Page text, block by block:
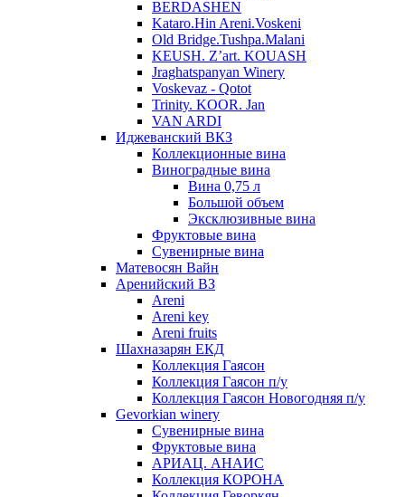
BERDASHEN
Kataro.Hin Areni.Voskeni
Old Bridge.Tushpa.Malani
KEUSH. Z’art. KOUASH
Jraghatspanyan Winery
Voskevaz - Qotot
Trinity. KOOR. Jan
VAN ARDI
Иджеванский ВКЗ
Коллекционные вина
Виноградные вина
Вина 0,75 л
Большой объем
Эксклюзивные вина
Фруктовые вина
Cувенирные вина
Матевосян Вайн
Аренийский ВЗ
Areni
Areni key
Areni fruits
Шахназарян ЕКД
Коллекция Гаясон
Коллекция Гаясон п/у
Коллекция Гаясон Новогодняя п/у
Gevorkian winery
Сувенирные вина
Фруктовые вина
АРИАЦ. АНАИС
Коллекция КОРОНА